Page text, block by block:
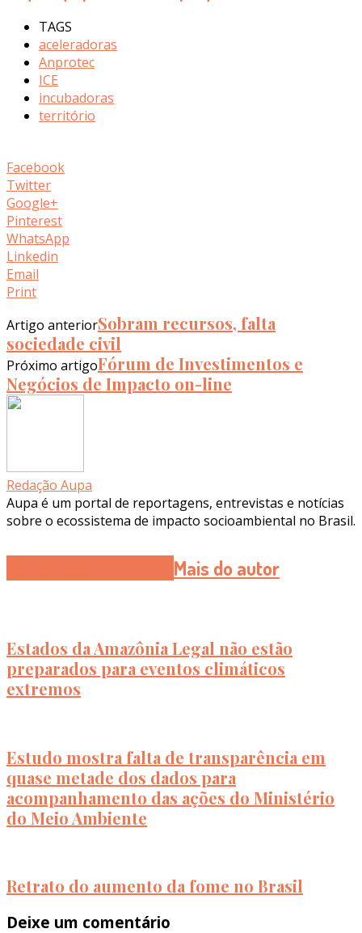
TAGS
aceleradoras
Anprotec
ICE
incubadoras
território
Facebook
Twitter
Google+
Pinterest
WhatsApp
Linkedin
Email
Print
Artigo anteriorSobram recursos, falta
sociedade civil
Próximo artigoFórum de Investimentos e
Negócios de Impacto on-line
Redação Aupa
Aupa é um portal de reportagens, entrevistas e notícias
sobre o ecossistema de impacto socioambiental no Brasil.
Mais do autor
Estados da Amazônia Legal não estão
preparados para eventos climáticos
extremos
Estudo mostra falta de transparência em
quase metade dos dados para
acompanhamento das ações do Ministério
do Meio Ambiente
Retrato do aumento da fome no Brasil
Deixe um comentário